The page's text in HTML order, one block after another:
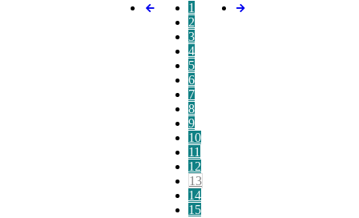
1
2
3
4
5
6
7
8
9
10
11
12
13
14
15